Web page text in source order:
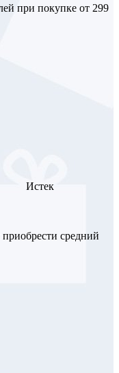
при покупке от 299
Истек
средний